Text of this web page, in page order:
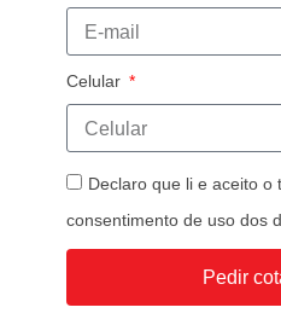
Celular
Declaro que li e aceito o
consentimento de uso dos
Pedir